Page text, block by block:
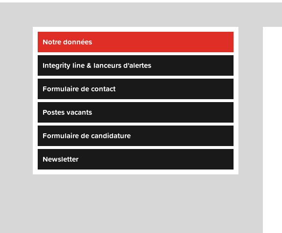
Notre données
Integrity line & lanceurs d'alertes
Formulaire de contact
Postes vacants
Formulaire de candidature
Newsletter